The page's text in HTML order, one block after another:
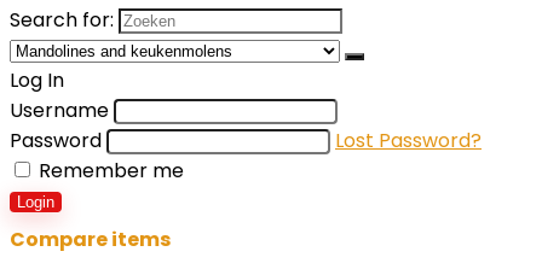
Search for:
Log In
Username
Password
Lost Password?
Remember me
Login
Compare items